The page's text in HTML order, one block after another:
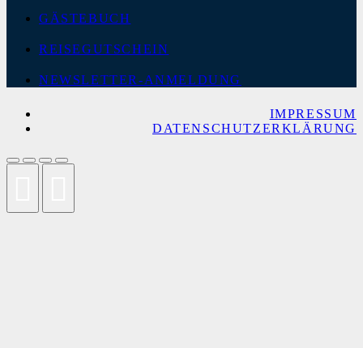
GÄSTEBUCH
REISEGUTSCHEIN
NEWSLETTER-ANMELDUNG
IMPRESSUM
DATENSCHUTZERKLÄRUNG